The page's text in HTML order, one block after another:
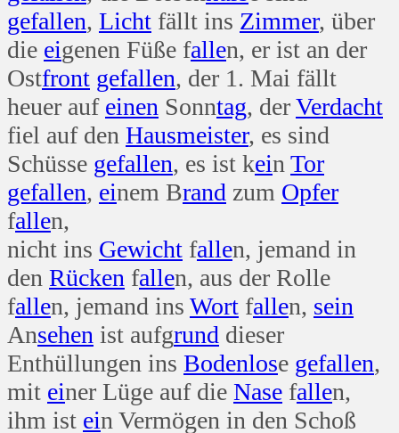
gefallen, Licht fällt ins Zimmer, über
die eigenen Füße fallen, er ist an der
Ostfront gefallen, der 1. Mai fällt
heuer auf einen Sonntag, derVerdacht
fiel auf den Hausmeister, es sind
Schüsse gefallen, es ist kein Tor
gefallen, einem Brand zum Opfer
fallen,
nicht ins Gewicht fallen, jemand in
den Rücken fallen, aus der Rolle
fallen, jemand ins Wort fallen, sein
Ansehen ist aufgrund dieser
Enthüllungen ins Bodenlose gefallen,
mit einer Lüge auf die Nase fallen,
ihm ist ein Vermögen in den Schoß